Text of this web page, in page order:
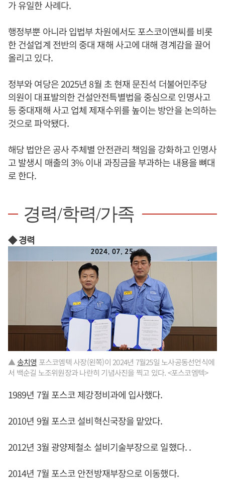
가 유일한 사례다.
행정부뿐 아니라 입법부 차원에서도 포스코이앤씨를 비롯
한 건설업계 전반의 중대 재해 사고에 대해 경계감을 끌어
올리고 있다.
정부와 여당은 2025년 8월 초 현재 문진석 더불어민주당
의원이 대표발의한 건설안전특별법을 중심으로 인명사고
등 중대재해 사고 업체 제재수위를 높이는 방안을 논의하는
것으로 파악됐다.
해당 법안은 공사 주체별 안전관리 책임을 강화하고 인명사
고 발생시 매출의 3% 이내 과징금을 부과하는 내용을 뼈대
로 한다.
경력/학력/가족
◆ 경력
▲송치영 포스코엠텍 사장(왼쪽)이 2024년 7월25일 노사공동선언식에
서 백순길 노조위원장과 나란히 기념사진을 찍고 있다. <포스코엠텍>
1989년 7월 포스코 제강정비과에 입사했다.
2010년 9월 포스코 설비혁신국장을 맡았다.
2012년 3월 광양제철소 설비기술부장으로 일했다. .
2014년 7월 포스코 안전방재부장으로 이동했다.